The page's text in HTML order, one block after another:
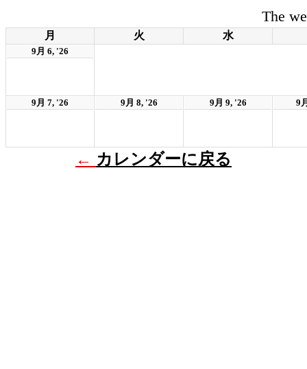
The
月 火 水
9月 6, '26
9月 7, '26 9月 8, '26 9月 9, '26 9
← カレンダーに戻る